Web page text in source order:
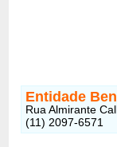
Entidade
Rua Almirante
(11) 2097-6571